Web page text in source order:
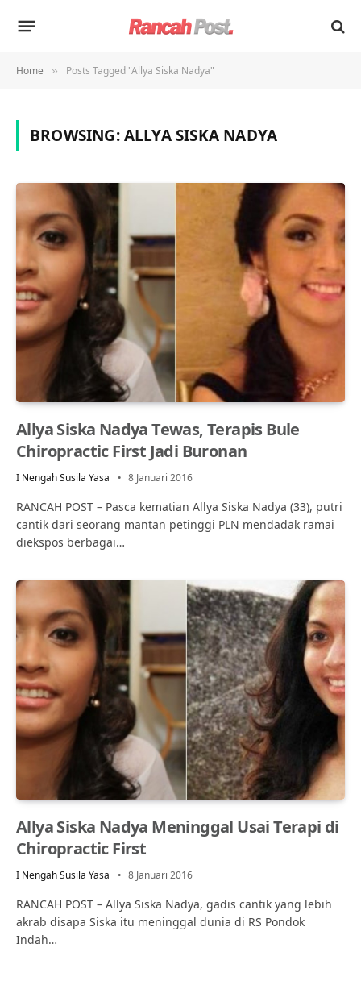
Home » Posts Tagged "Allya Siska Nadya"
BROWSING:ALLYA SISKA NADYA
Allya Siska Nadya Tewas, Terapis Bule
Chiropractic First Jadi Buronan
I Nengah Susila Yasa 8 Januari 2016
RANCAH POST – Pasca kematian Allya Siska Nadya (33), putri
cantik dari seorang mantan petinggi PLN mendadak ramai
diekspos berbagai…
Allya Siska Nadya Meninggal Usai Terapi di
Chiropractic First
I Nengah Susila Yasa 8 Januari 2016
RANCAH POST – Allya Siska Nadya, gadis cantik yang lebih
akrab disapa Siska itu meninggal dunia di RS Pondok
Indah…